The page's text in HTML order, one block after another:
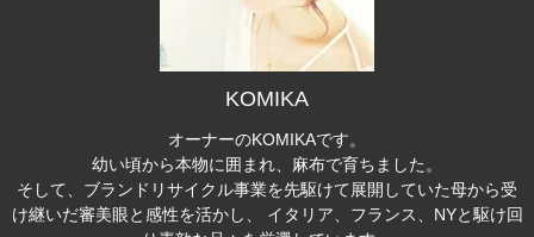
KOMIKA
オーナーのKOMIKAです。
幼い頃から本物に囲まれ、麻布で育ちました。
そして、ブランドリサイクル事業を先駆けて展開していた母から受
け継いだ審美眼と感性を活かし、 イタリア、フランス、NYと駆け回